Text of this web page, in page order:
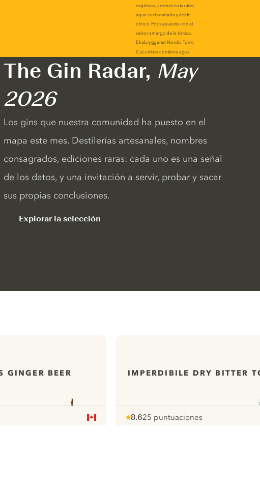
The Gin Radar, May
2026
Los gins que nuestra comunidad ha puesto en el
mapa este mes. Destilerías artesanales, nombres
consagrados, ediciones raras: cada uno es una señal
de los datos, y una invitación a servir, probar y sacar
sus propias conclusiones.
Explorar la selección
GINGER BEER IMPERDIBILE DRY BITTER
8.6
pour
25 puntuaciones